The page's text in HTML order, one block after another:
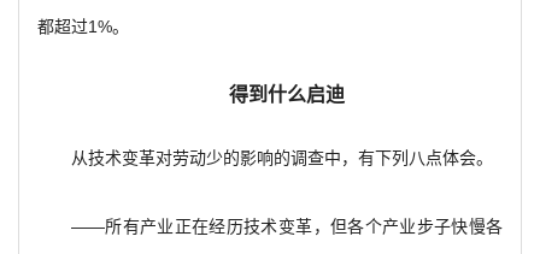
都超过1%。
得到什么启迪
从技术变革对劳动少的影响的调查中，有下列八点体会。
——所有产业正在经历技术变革，但各个产业步子快慢各